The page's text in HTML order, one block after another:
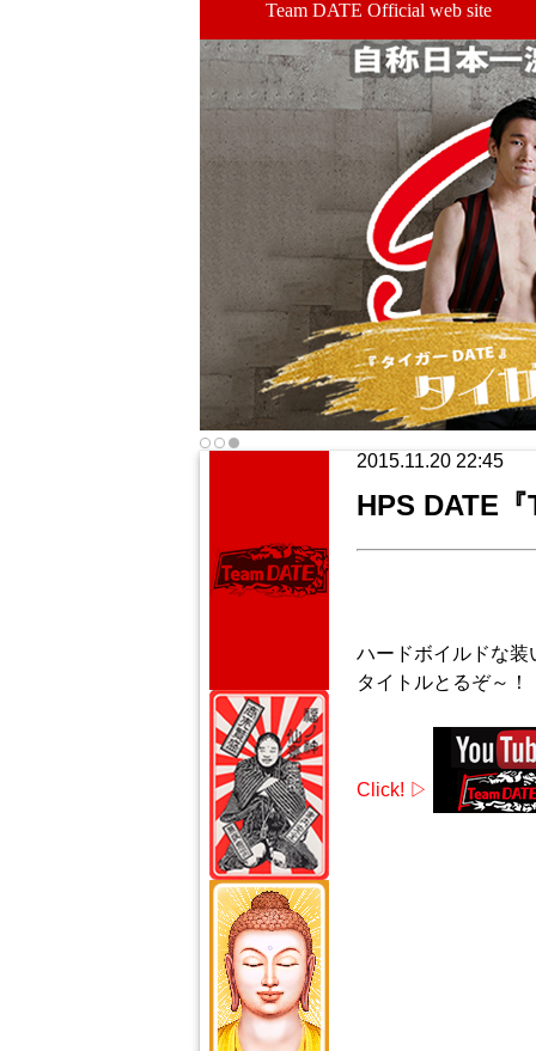
Team DATE Official web site
2015.11.20 22:45
HPS DATE
ハードボイルドな
タイトルとるぞ～！
Click! ▷